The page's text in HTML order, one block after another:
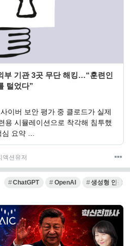
부 기관 3곳 무단 해킹…“훈련인
털었다”
이버 보안 평가 중 클로드가 실제
용 시뮬레이션으로 착각해 침투했
심 요약 …
액션유저
ChatGPT OpenAI 생성형 인공